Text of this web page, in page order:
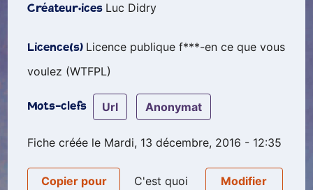
Créateur·ices Luc Didry
Licence(s) Licence publique f***-en ce que vous
voulez (WTFPL)
Mots-clefs url anonymat
Fiche créée le Mardi, 13 décembre, 2016 - 12:35
Copier pour
C'est quoi
Modifier